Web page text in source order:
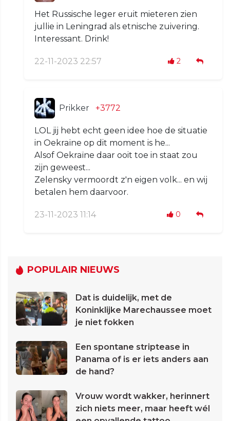
Het Russische leger eruit mieteren zien
jullie in Leningrad als etnische zuivering.
Interessant. Drink!
22-11-2023 22:57 2
Prikker +3772
LOL jij hebt echt geen idee hoe de situatie
in Oekraïne op dit moment is he...
Alsof Oekraïne daar ooit toe in staat zou
zijn geweest...
Zelensky vermoordt z'n eigen volk... en wij
betalen hem daarvoor.
23-11-2023 11:14 0
POPULAIR NIEUWS
Dat is duidelijk, met de
Koninklijke Marechaussee moet
je niet fokken
Een spontane striptease in
Panama of is er iets anders aan
de hand?
Vrouw wordt wakker, herinnert
zich niets meer, maar heeft wél